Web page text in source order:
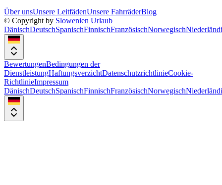
Über unsUnsere LeitfädenUnsere FahrräderBlog
© Copyright by Slowenien Urlaub
DänischDeutschSpanischFinnischFranzösischNorwegisch
BewertungenBedingungen der
DienstleistungHaftungsverzichtDatenschutzrichtlinieCookie-
RichtlinieImpressum
DänischDeutschSpanischFinnischFranzösischNorwegisch